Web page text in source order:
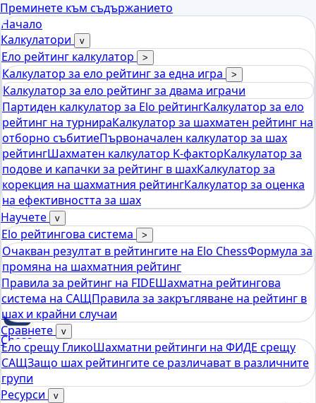
Преминете към съдържанието
Chess
tools
Калкулатор за рейтинг на Elo Chess
Начало
Калкулатори
v
Ело рейтинг калкулатор >
Калкулатор за ело рейтинг за една игра >
Калкулатор за ело рейтинг за двама играчи
Партиден калкулатор за Elo рейтингКалкулатор за ело
рейтинг на турнираКалкулатор за шахматен рейтинг на
отборно събитиеПървоначален калкулатор за шах
рейтингШахматен калкулатор K-факторКалкулатор за
подове и капачки за рейтинг в шахКалкулатор за
корекция на шахматния рейтингКалкулатор за оценка
на ефективността за шах
Научете
v
Elo рейтингова система >
Очакван резултат в рейтингите на Elo ChessФормула за
промяна на шахматния рейтинг
Правила за рейтинг на FIDEШахматна рейтингова
система на САЩПравила за закръгляване на рейтинг в
шах и крайни случаи
Сравнете
v
Ело срещу ГликоШахматни рейтинги на ФИДЕ срещу
САЩЗащо шах рейтингите се различават в различните
групи
Ресурси
v